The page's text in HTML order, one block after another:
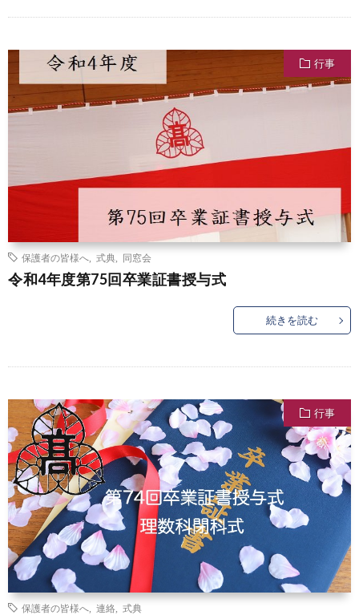
行事
保護者の皆様へ 式典 同窓会
令和4年度第75回卒業証書授与式
続きを読む
行事
保護者の皆様へ 連絡 式典